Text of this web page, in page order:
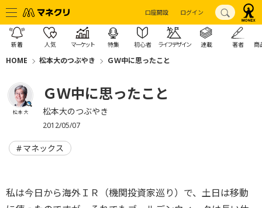
口座開設 ログイン
新着 人気 マーケット 特集 初心者 ライフデザイン 連載 著者 商
HOME 松本大のつぶやき ＧＷ中に思ったこと
松本 大
ＧＷ中に思ったこと
松本大のつぶやき
2012/05/07
マネックス
私は今日から海外ＩＲ（機関投資家巡り）で、土日は移動